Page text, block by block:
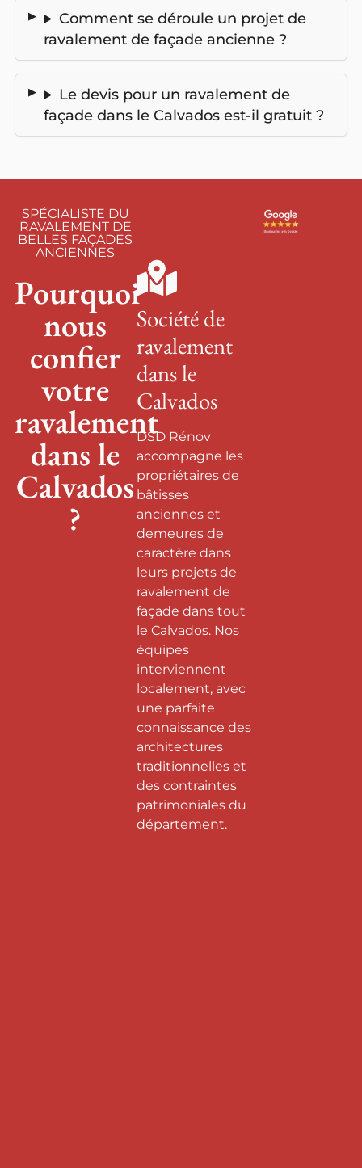
Comment se déroule un projet de
ravalement de façade ancienne ?
Le devis pour un ravalement de
façade dans le Calvados est-il gratuit ?
SPÉCIALISTE DU
RAVALEMENT DE
BELLES FAÇADES
ANCIENNES
Pourquoi
nous
confier
votre
ravalement
dans le
Calvados
?
Société de
ravalement
dans le
Calvados
DSD Rénov
accompagne les
propriétaires de
bâtisses
anciennes et
demeures de
caractère dans
leurs projets de
ravalement de
façade dans tout
le Calvados. Nos
équipes
interviennent
localement, avec
une parfaite
connaissance des
architectures
traditionnelles et
des contraintes
patrimoniales du
département.